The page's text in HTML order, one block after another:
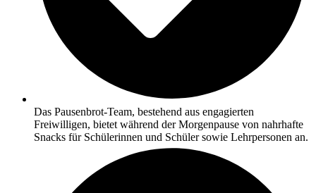
Das Pausenbrot-Team, bestehend aus engagierten
Freiwilligen, bietet während der Morgenpause von nahrhafte
Snacks für Schülerinnen und Schüler sowie Lehrpersonen an.